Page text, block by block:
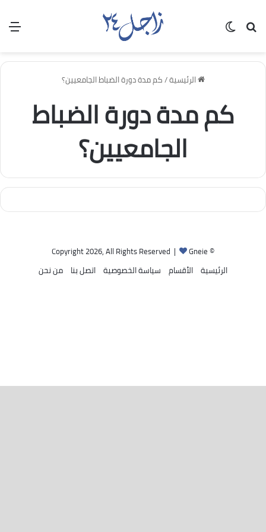
بحث عن
الرئيسية/كم مدة دورة الضباط الجامعيين؟
كم مدة دورة الضباط
الجامعيين؟
© Copyright 2026, All Rights Reserved |
Gneie
الرئيسية الأقسام سياسة الخصوصية اتصل بنا من نحن